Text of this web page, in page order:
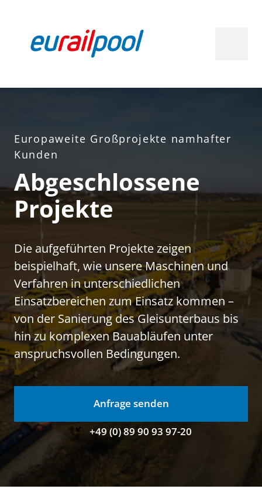
Europaweite Großprojekte
Kunden
Abgeschlossene
Projekte
Die aufgeführten Projekte zeigen
beispielhaft, wie unsere Maschinen und
Verfahren in unterschiedlichen
Einsatzbereichen zum Einsatz kommen –
von der Sanierung des Gleisunterbaus bis
hin zu komplexen Bauabläufen unter
anspruchsvollen Bedingungen.
Anfrage senden
+49 (0) 89 90 93 97-20